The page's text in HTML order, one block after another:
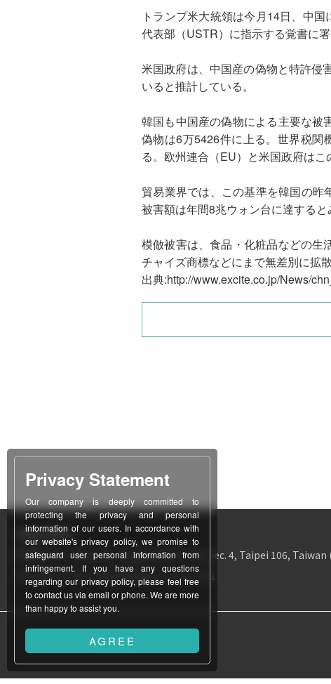
トランプ米大統領は今月14日、中
代表部（USTR）に指示する覚書に
米国政府は、中国産の偽物と特許侵
いると推計している。
韓国も中国産の偽物による主要な被
偽物は6万5426件に上る。世界税関
る。欧州連合（EU）と米国政府はこ
貿易業界では、この基準を韓国の
被害額は年間8兆ウォン台に達すると
模倣被害は、食品・化粧品などの生
チャイズ商標などにまで無差別に拡散
出典:http://www.excite.co.jp/News/
Taipei Office
所在地12F-1, No. 311, Chung Hsiao E. Rd., Sec. 4, Taipei 106, Taiwan
TEL886-2-2771-3403 FAX 886-2-2731-1171
Privacy Statement
Our company is deeply committed to
protecting the privacy and personal
information of our users. In accordance with
our website's privacy policy, we promise to
safeguard user personal information from
infringement. If you have any questions
regarding our privacy policy, please feel free
to contact us via email or phone. We are more
than happy to assist you.
AGREE